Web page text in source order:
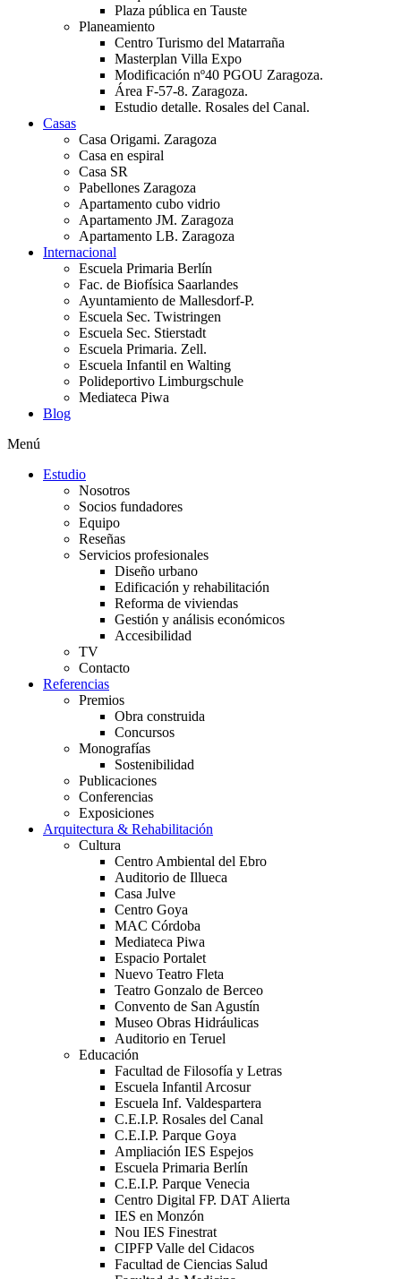
Plaza pública en Tauste
Planeamiento
Centro Turismo del Matarraña
Masterplan Villa Expo
Modificación nº40 PGOU Zaragoza.
Área F-57-8. Zaragoza.
Estudio detalle. Rosales del Canal.
Casas
Casa Origami. Zaragoza
Casa en espiral
Casa SR
Pabellones Zaragoza
Apartamento cubo vidrio
Apartamento JM. Zaragoza
Apartamento LB. Zaragoza
Internacional
Escuela Primaria Berlín
Fac. de Biofísica Saarlandes
Ayuntamiento de Mallesdorf-P.
Escuela Sec. Twistringen
Escuela Sec. Stierstadt
Escuela Primaria. Zell.
Escuela Infantil en Walting
Polideportivo Limburgschule
Mediateca Piwa
Blog
Menú
Estudio
Nosotros
Socios fundadores
Equipo
Reseñas
Servicios profesionales
Diseño urbano
Edificación y rehabilitación
Reforma de viviendas
Gestión y análisis económicos
Accesibilidad
TV
Contacto
Referencias
Premios
Obra construida
Concursos
Monografías
Sostenibilidad
Publicaciones
Conferencias
Exposiciones
Arquitectura & Rehabilitación
Cultura
Centro Ambiental del Ebro
Auditorio de Illueca
Casa Julve
Centro Goya
MAC Córdoba
Mediateca Piwa
Espacio Portalet
Nuevo Teatro Fleta
Teatro Gonzalo de Berceo
Convento de San Agustín
Museo Obras Hidráulicas
Auditorio en Teruel
Educación
Facultad de Filosofía y Letras
Escuela Infantil Arcosur
Escuela Inf. Valdespartera
C.E.I.P. Rosales del Canal
C.E.I.P. Parque Goya
Ampliación IES Espejos
Escuela Primaria Berlín
C.E.I.P. Parque Venecia
Centro Digital FP. DAT Alierta
IES en Monzón
Nou IES Finestrat
CIPFP Valle del Cidacos
Facultad de Ciencias Salud